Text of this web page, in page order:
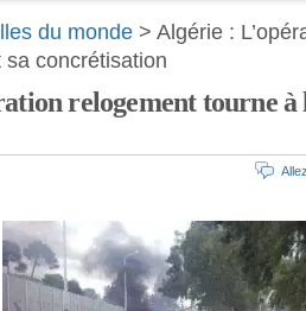
du monde > Algérie :
sa concrétisation
relogement tourne à